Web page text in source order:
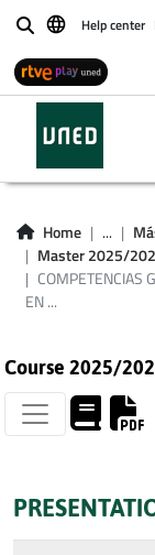
BuscarHelp center
Home ...
Master 2025/
COMPETENCIAS
EN ...
2016)
Course 2025/